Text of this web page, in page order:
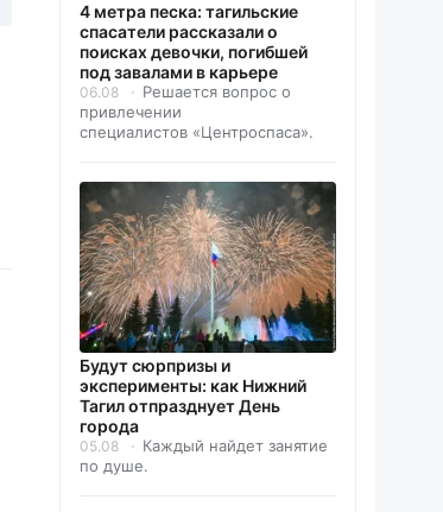
4 метра песка: тагильские
спасатели рассказали о
поисках девочки, погибшей
под завалами в карьере
06.08
Решается вопрос о
привлечении
специалистов «Центроспаса».
Будут сюрпризы и
эксперименты: как Нижний
Тагил отпразднует День
города
05.08
Каждый найдет занятие
по душе.